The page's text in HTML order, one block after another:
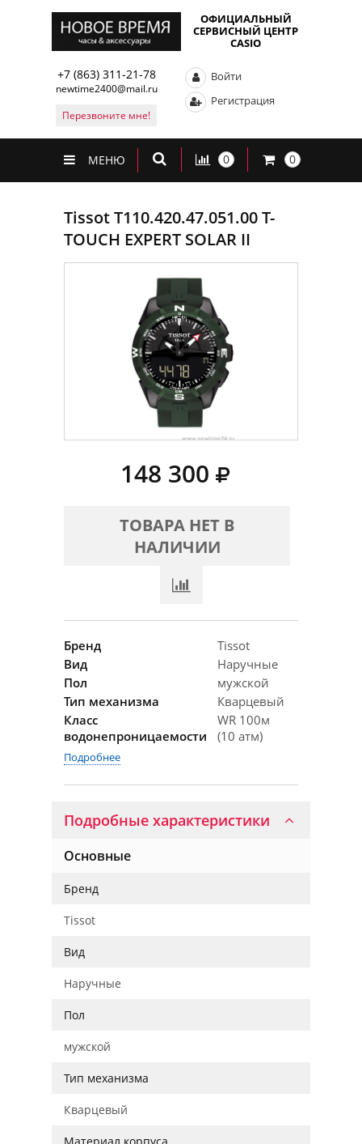
ОФИЦИАЛЬНЫЙ
СЕРВИСНЫЙ ЦЕНТР
CASIO
+7 (863) 311-21-78
newtime2400@mail.ru
Перезвоните мне!
Войти
Регистрация
МЕНЮ 0 0
Tissot T110.420.47.051.00 T-
TOUCH EXPERT SOLAR II
148 300
ТОВАРА НЕТ В
НАЛИЧИИ
Бренд
Tissot
Вид
Наручные
Пол
мужской
Тип механизма
Кварцевый
Класс
водонепроницаемости
WR 100м
(10 атм)
Подробнее
Подробные характеристики
Основные
Бренд
Tissot
Вид
Наручные
Пол
мужской
Тип механизма
Кварцевый